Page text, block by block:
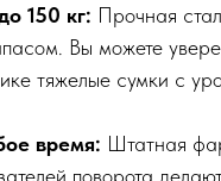
150 кг: Прочная
Вы можете
тяжелые сумки с
время: Штатная